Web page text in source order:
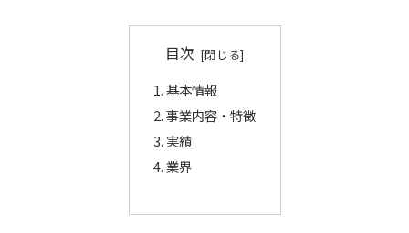
目次
基本情報
事業内容・特徴
実績
業界